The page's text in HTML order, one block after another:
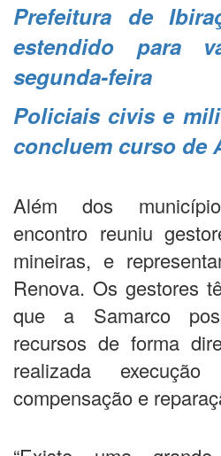
Prefeitura de
estendido para
segunda-feira
Policiais civis e
concluem curso de
Além dos
encontro reuniu
mineiras, e
Renova. Os gestores
que a Samarco
recursos de forma
realizada
compensação e